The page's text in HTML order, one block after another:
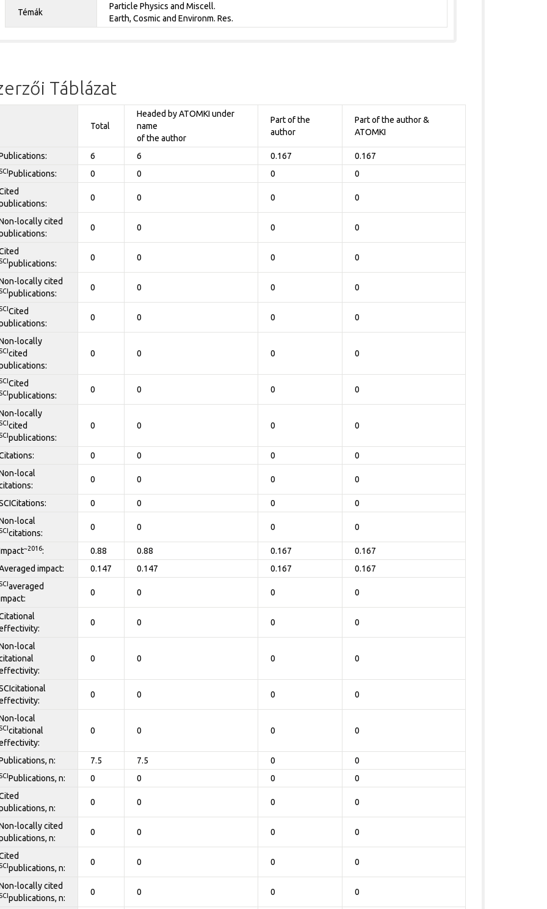
Témák
Particle Physics and Miscell.
Earth, Cosmic and Environm. Res.
Táblázat
Total
Headed by ATOMKI under
name
of the author
Part of the
author
Part of the author &
ATOMKI
6 6 0.167 0.167
Publications: 0 0 0
0
0 0 0 0
locally cited
0 0 0 0
publications:
0 0 0 0
locally cited
publications:
0 0 0 0
Cited
0 0 0 0
locally
cited
0 0 0 0
Cited
publications:
0 0 0 0
locally
cited
publications:
0 0 0 0
0 0 0
0
local
0 0 0 0
0 0 0
0
local
citations:
0 0 0 0
~2016: 0.88 0.88 0.167
0.167
impact:
0.147 0.147 0.167 0.167
averaged
0 0 0 0
0 0 0 0
local
0 0 0 0
0 0 0 0
local
citational
0 0 0 0
n: 7.5 7.5 0 0
Publications, n: 0 0 0
0
n:
0 0 0 0
locally cited
n:
0 0 0 0
publications, n:
0 0 0 0
locally cited
publications, n:
0 0 0 0